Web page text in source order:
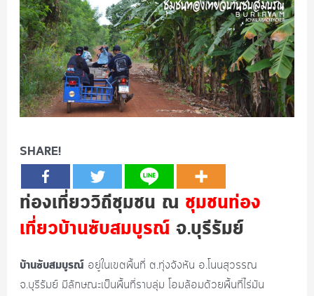
SHARE!
ท่องเที่ยววิถีชุมชน ณ ชุมชนท่อง
เที่ยวบ้านซับสมบูรณ์จ.บุรีรัมย์
บ้านซับสมบูรณ์อยู่ในเขตพื้นที่ ต.ทุ่งจังหัน อ.โนนสุวรรณ
จ.บุรีรัมย์ มีลักษณะเป็นพื้นที่ราบลุ่ม โอมล้อมด้วยพื้นที่ไร่มัน